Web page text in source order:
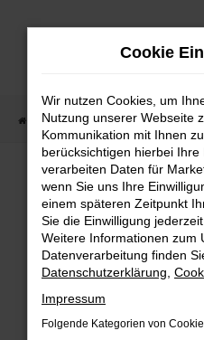
Zum
Startseite Fahrzeugangebote
Fehler:
Beim Laden ist ein
Hier sind ein paar
Cookie
Wir nutzen Cookies, um
Nutzung unserer Webseite
Kommunikation mit Ihnen
berücksichtigen hierbei Ihre
verarbeiten Daten für
wenn Sie uns Ihre
einem späteren Zeitpunkt
Sie die Einwilligung
Weitere Informationen zum
Datenverarbeitung finden
Datenschutzerklärung
Impressum
Folgende Kategorien von